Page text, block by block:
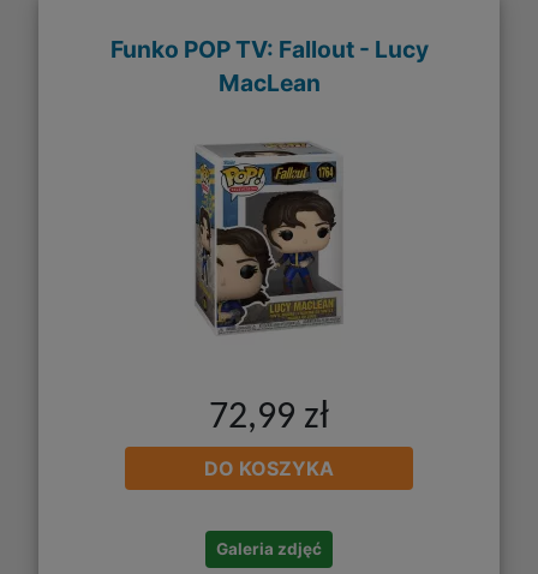
Funko POP TV: Fallout - Lucy
MacLean
72,99 zł
DO KOSZYKA
Galeria zdjęć